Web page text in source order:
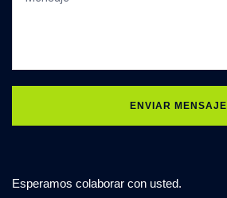
ENVIAR MENSAJE
Esperamos colaborar con usted.